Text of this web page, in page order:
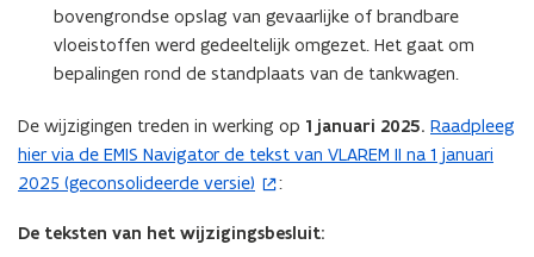
bovengrondse opslag van gevaarlijke of brandbare
vloeistoffen werd gedeeltelijk omgezet. Het gaat om
bepalingen rond de standplaats van de tankwagen.
De wijzigingen treden in werking op 1 januari 2025. Raadpleeg
hier via de EMIS Navigator de tekst van VLAREM II na 1 januari
2025 (geconsolideerde versie)
(
o
:
De teksten van het wijzigingsbesluit: